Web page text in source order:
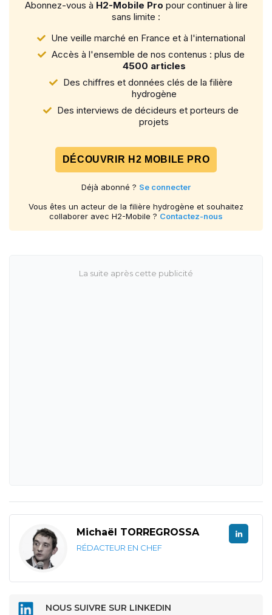
Abonnez-vous à H2-Mobile Pro pour continuer à lire
sans limite :
Une veille marché en France et à l'international
Accès à l'ensemble de nos contenus : plus de
4500 articles
Des chiffres et données clés de la filière
hydrogène
Des interviews de décideurs et porteurs de
projets
DÉCOUVRIR H2 MOBILE PRO
Déjà abonné ? Se connecter
Vous êtes un acteur de la filière hydrogène et souhaitez
collaborer avec H2-Mobile ? Contactez-nous
Michaël TORREGROSSA
RÉDACTEUR EN CHEF
NOUS SUIVRE SUR LINKEDIN